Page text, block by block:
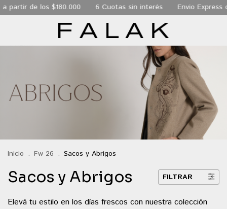
6 Cuotas sin interés Envio Express de 24 hs a
Inicio . Fw 26 . Sacos y Abrigos
Sacos y Abrigos FILTRAR
Elevá tu estilo en los días frescos con nuestra colección